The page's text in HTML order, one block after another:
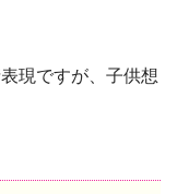
現ですが、子供想